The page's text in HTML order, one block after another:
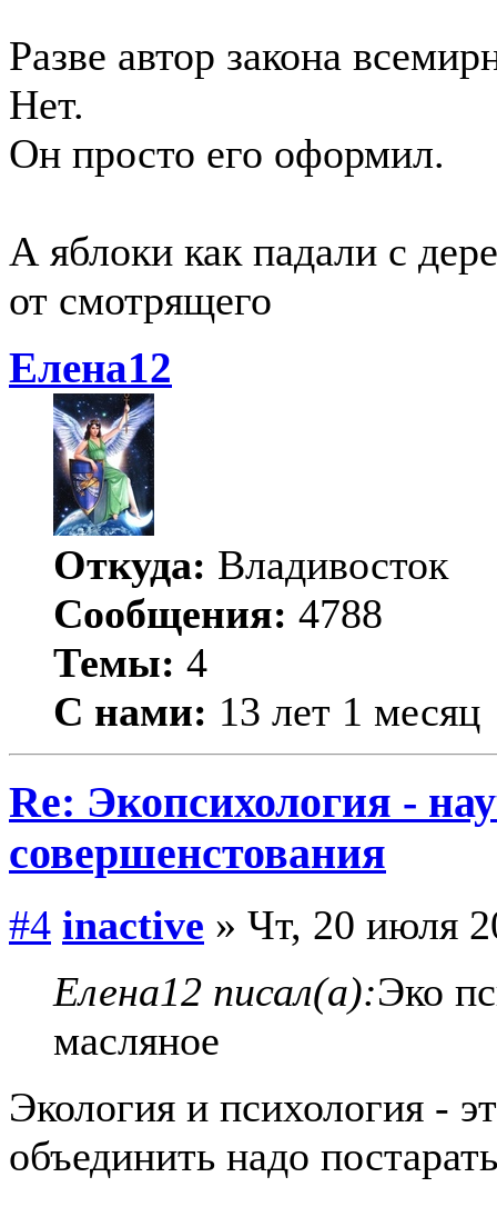
Разве автор закона
Нет.
Он просто его оформил.
А яблоки как падали с
от смотрящего
Елена12
Откуда: Владивосток
Сообщения: 4788
Темы: 4
С нами: 13 лет 1 месяц
Re: Экопсихология -
совершенстования
#4 inactive » Чт, 20 июля
Елена12 писал(а):Эко
масляное
Экология и психология -
объединить надо